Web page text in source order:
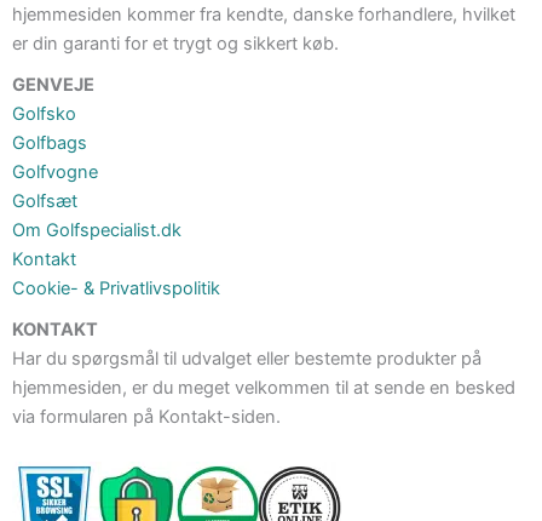
hjemmesiden kommer fra kendte, danske forhandlere, hvilket
er din garanti for et trygt og sikkert køb.
GENVEJE
Golfsko
Golfbags
Golfvogne
Golfsæt
Om Golfspecialist.dk
Kontakt
Cookie- & Privatlivspolitik
KONTAKT
Har du spørgsmål til udvalget eller bestemte produkter på
hjemmesiden, er du meget velkommen til at sende en besked
via formularen på Kontakt-siden.